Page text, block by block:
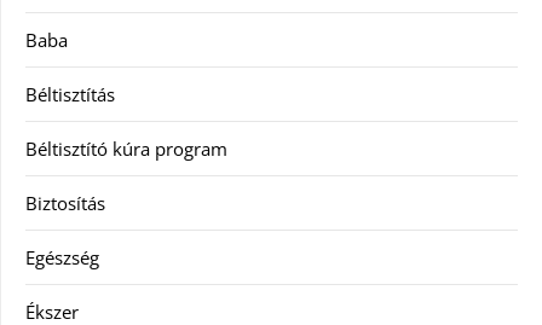
Baba
Béltisztítás
Béltisztító kúra program
Biztosítás
Egészség
Ékszer